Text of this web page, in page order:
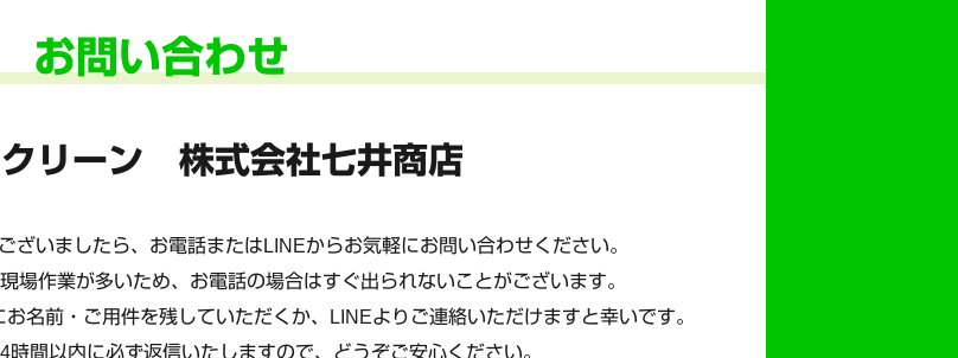
お問い合わせ
リーン 株式会社七井商店
ざいましたら、お電話またはLINEからお気軽にお問い合わせください。
場作業が多いため、お電話の場合はすぐ出られないことがございます。
名前・ご用件を残していただくか、LINEよりご連絡いただけますと幸いです。
間以内に必ず返信いたしますので、どうぞご安心ください。